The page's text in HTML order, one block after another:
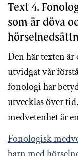
Text 4.
som är döva
Den här texten
utvidgat vår
fonologi har
utvecklas över
medvetenhet är
Fonologisk